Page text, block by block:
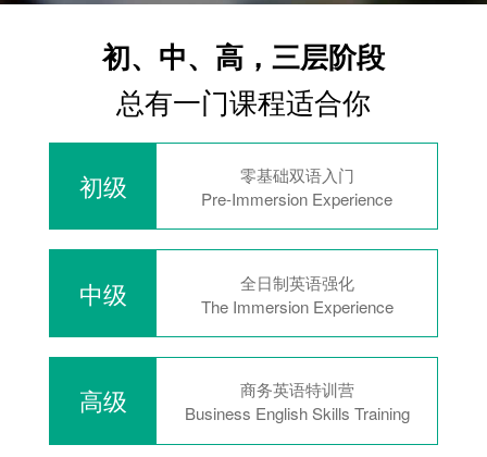
初、中、高，三层阶段
总有一门课程适合你
初级
零基础双语入门
Pre-Immersion Experience
中级
全日制英语强化
The Immersion Experience
高级
商务英语特训营
Business English Skills Training